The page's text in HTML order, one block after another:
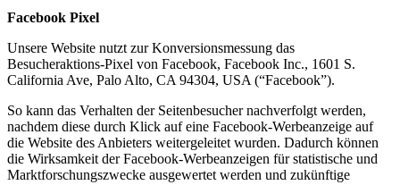
Facebook Pixel
Unsere Website nutzt zur Konversionsmessung das
Besucheraktions-Pixel von Facebook, Facebook Inc., 1601 S.
California Ave, Palo Alto, CA 94304, USA (“Facebook”).
So kann das Verhalten der Seitenbesucher nachverfolgt werden,
nachdem diese durch Klick auf eine Facebook-Werbeanzeige auf
die Website des Anbieters weitergeleitet wurden. Dadurch können
die Wirksamkeit der Facebook-Werbeanzeigen für statistische und
Marktforschungszwecke ausgewertet werden und zukünftige